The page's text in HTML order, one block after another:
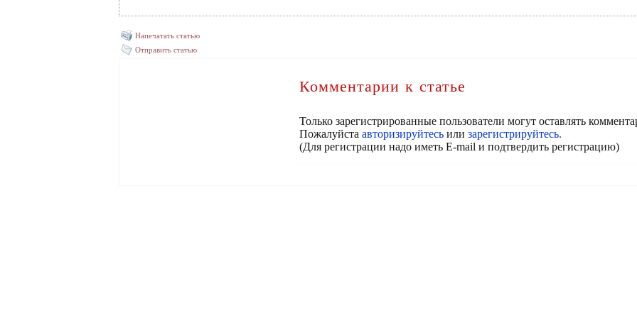
Напечатать статью
Отправить статью
Комментарии к статье
Только зарегистрированные пользователи могут оставлять
Пожалуйста авторизируйтесь или зарегистрируйтесь.
(Для регистрации надо иметь E-mail и подтвердить регистрацию)